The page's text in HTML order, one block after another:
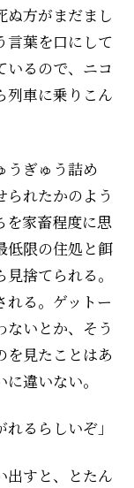
ぬ方がまだまし
言葉を口にして
いるので、ニコ
列車に乗りこん
うぎゅう詰め
れたかのよう
を家畜程度に思
低限の住処と餌
捨てられる。
れる。ゲットー
いとか、そう
を見たことはあ
違いない。
るらしいぞ」
すと、とたん